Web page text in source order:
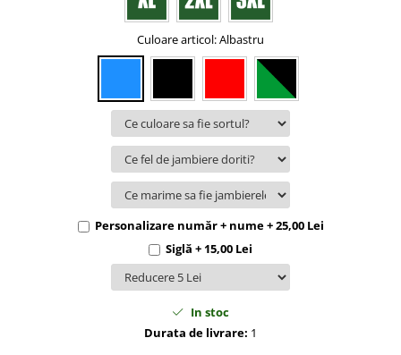
Culoare articol: Albastru
Personalizare număr + nume + 25,00 Lei
Siglă + 15,00 Lei
In stoc
Durata de livrare: 1